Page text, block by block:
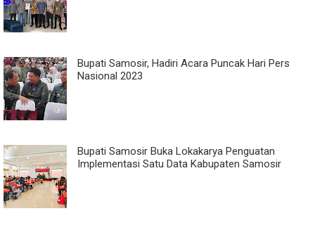
Bupati Samosir, Hadiri Acara Puncak Hari Pers
Nasional 2023
Bupati Samosir Buka Lokakarya Penguatan
Implementasi Satu Data Kabupaten Samosir